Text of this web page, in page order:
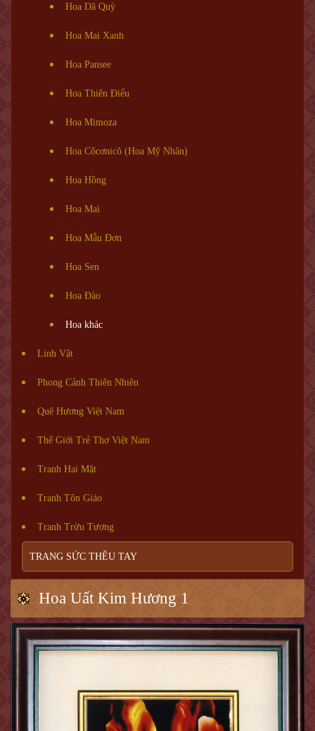
Hoa Dã Quỳ
Hoa Mai Xanh
Hoa Pansee
Hoa Thiên Điểu
Hoa Mimoza
Hoa Côcơnicô (Hoa Mỹ Nhân)
Hoa Hồng
Hoa Mai
Hoa Mẫu Đơn
Hoa Sen
Hoa Đào
Hoa khác
Linh Vật
Phong Cảnh Thiên Nhiên
Quê Hương Việt Nam
Thế Giới Trẻ Thơ Việt Nam
Tranh Hai Mặt
Tranh Tôn Giáo
Tranh Trừu Tượng
TRANG SỨC THÊU TAY
Hoa Uất Kim Hương 1